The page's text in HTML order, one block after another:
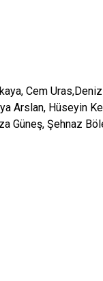
Cem
Arslan, Hüseyin
Güneş, Şehnaz